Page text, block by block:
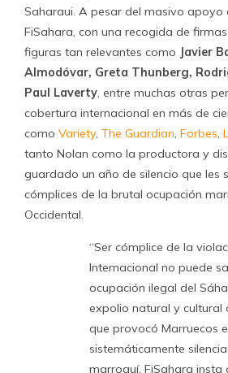
Saharaui. A pesar del masivo apoyo
FiSahara, con una recogida de
figuras tan relevantes como
Javier
Almodóvar, Greta Thunberg,
Paul Laverty, entre muchas otras
cobertura internacional en más de
como Variety, The Guardian, Forbes,
tanto Nolan como la productora y
guardado un año de silencio que les
cómplices de la brutal ocupación
Occidental.
“Ser cómplice de la
Internacional no puede
ocupación ilegal del
expolio natural y cultural
que provocó Marruecos
sistemáticamente
marroquí. FiSahara insta